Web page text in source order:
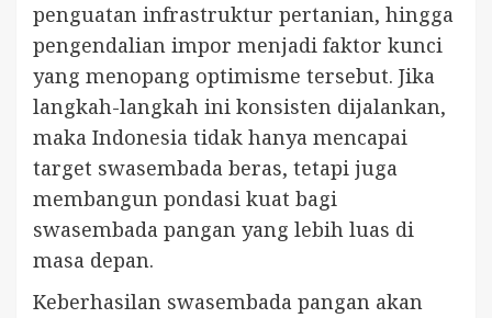
penguatan infrastruktur pertanian, hingga
pengendalian impor menjadi faktor kunci
yang menopang optimisme tersebut. Jika
langkah-langkah ini konsisten dijalankan,
maka Indonesia tidak hanya mencapai
target swasembada beras, tetapi juga
membangun pondasi kuat bagi
swasembada pangan yang lebih luas di
masa depan.
Keberhasilan swasembada pangan akan